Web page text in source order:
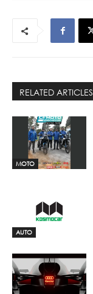
RELATED ARTICLES
MOTO
AUTO